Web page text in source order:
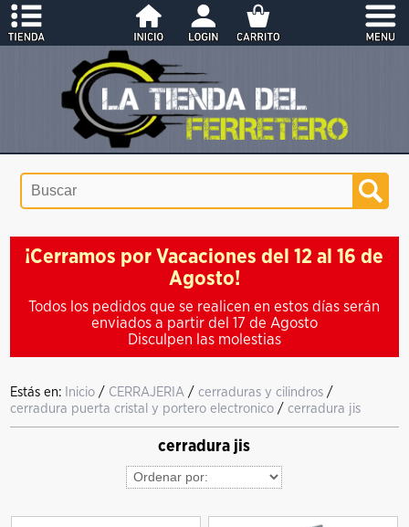
¡Cerramos por Vacaciones del 12 al 16 de
Agosto!
Todos los pedidos que se realicen en estos días serán
enviados a partir del 17 de Agosto
Disculpen las molestias
Estás en: Inicio / CERRAJERIA /cerraduras y cilindros /
cerradura puerta cristal y portero electronico /cerradura jis
cerradura jis